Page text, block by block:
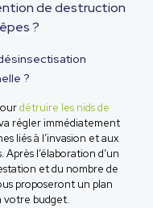
de destruction
?
?
détruire les nids de
régler immédiatement
liés à l’invasion et aux
Après l’élaboration d’un
et du nombre de
proposeront un plan
votre budget.